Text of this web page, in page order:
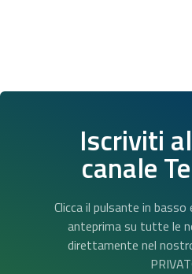
Iscriviti
canale
Clicca il pulsante in
anteprima su tutte le
direttamente nel